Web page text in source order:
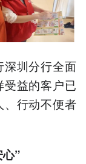
圳分行全面
益的客户已
行动不便者
”